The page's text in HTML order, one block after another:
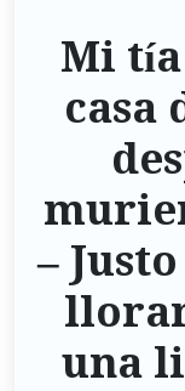
Mi
casa
–
una